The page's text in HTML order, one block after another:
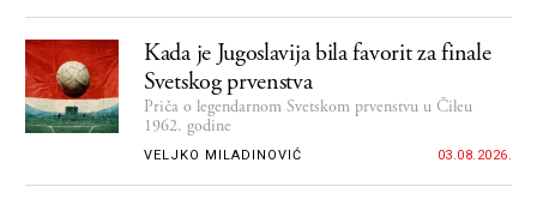
Kada je Jugoslavija bila favorit za finale
Svetskog prvenstva
Priča o legendarnom Svetskom prvenstvu u Čileu
1962. godine
VELJKO MILADINOVIĆ 03.08.2026.